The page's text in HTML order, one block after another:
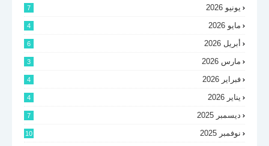
يونيو 2026 7
مايو 2026 4
أبريل 2026 6
مارس 2026 3
فبراير 2026 4
يناير 2026 4
ديسمبر 2025 7
نوفمبر 2025 10